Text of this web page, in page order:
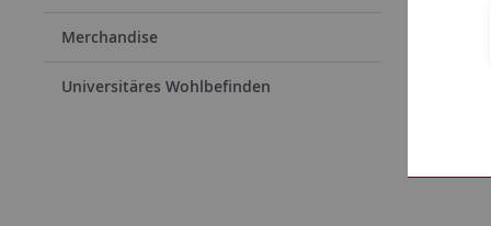
Merchandise
Universitäres Wohlbefinden